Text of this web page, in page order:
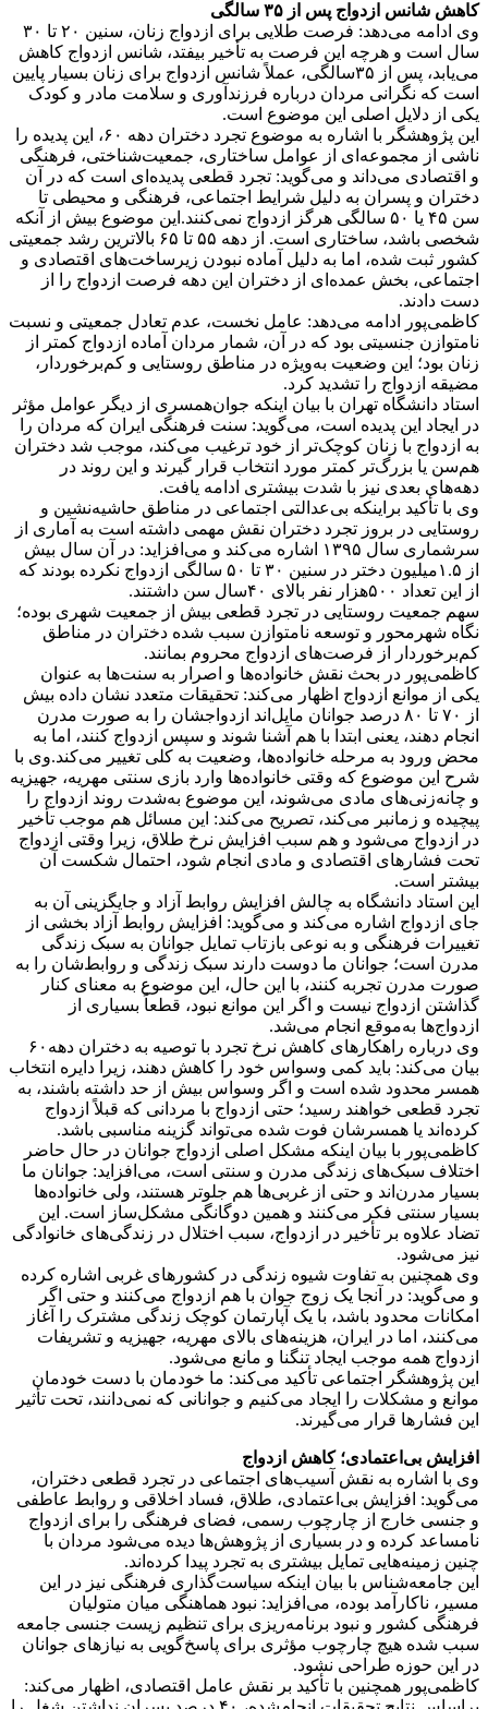
کاهش شانس ازدواج پس از ۳۵ سالگی
وی ادامه می‌دهد: فرصت طلایی برای ازدواج زنان، سنین ۲۰ تا ۳۰
سال است و هرچه این فرصت به تأخیر بیفتد، شانس ازدواج کاهش
می‌یابد، پس از ۳۵سالگی، عملاً شانس ازدواج برای زنان بسیار پایین
است که نگرانی مردان درباره فرزندآوری و سلامت مادر و کودک
یکی از دلایل اصلی این موضوع است.
این پژوهشگر با اشاره به موضوع تجرد دختران دهه ۶۰، این پدیده را
ناشی از مجموعه‌ای از عوامل ساختاری، جمعیت‌شناختی، فرهنگی
و اقتصادی می‌داند و می‌گوید: تجرد قطعی پدیده‌ای است که در آن
دختران و پسران به دلیل شرایط اجتماعی، فرهنگی و محیطی تا
سن ۴۵ یا ۵۰ سالگی هرگز ازدواج نمی‌کنند.این موضوع بیش از آنکه
شخصی باشد، ساختاری است. از دهه ۵۵ تا ۶۵ بالاترین رشد جمعیتی
کشور ثبت شده، اما به دلیل آماده نبودن زیرساخت‌های اقتصادی و
اجتماعی، بخش عمده‌ای از دختران این دهه فرصت ازدواج را از
دست دادند.
کاظمی‌پور ادامه می‌دهد: عامل نخست، عدم تعادل جمعیتی و نسبت
نامتوازن جنسیتی بود که در آن، شمار مردان آماده ازدواج کمتر از
زنان بود؛ این وضعیت به‌ویژه در مناطق روستایی و کم‌برخوردار،
مضیقه ازدواج را تشدید کرد.
استاد دانشگاه تهران با بیان اینکه جوان‌همسری از دیگر عوامل مؤثر
در ایجاد این پدیده است، می‌گوید: سنت فرهنگی ایران که مردان را
به ازدواج با زنان کوچک‌تر از خود ترغیب می‌کند، موجب شد دختران
هم‌سن یا بزرگ‌تر کمتر مورد انتخاب قرار گیرند و این روند در
دهه‌های بعدی نیز با شدت بیشتری ادامه یافت.‌
وی با تأکید براینکه بی‌عدالتی اجتماعی در مناطق حاشیه‌نشین و
روستایی در بروز تجرد دختران نقش مهمی داشته است به آماری از
سرشماری سال ۱۳۹۵ اشاره می‌کند و می‌افزاید: در آن سال بیش
از ۱.۵میلیون دختر در سنین ۳۰ تا ۵۰ سالگی ازدواج نکرده بودند که
از این تعداد ۵۰۰هزار نفر بالای ۴۰سال سن داشتند.
سهم جمعیت روستایی در تجرد قطعی بیش از جمعیت شهری بوده؛
نگاه شهرمحور و توسعه نامتوازن سبب شده دختران در مناطق
کم‌برخوردار از فرصت‌های ازدواج محروم بمانند.
کاظمی‌پور در بحث نقش خانواده‌ها و اصرار به سنت‌ها به عنوان
یکی از موانع ازدواج اظهار می‌کند: تحقیقات متعدد نشان داده بیش
از ۷۰ تا ۸۰ درصد جوانان مایل‌اند ازدواجشان را به صورت مدرن
انجام دهند، یعنی ابتدا با هم آشنا شوند و سپس ازدواج کنند، اما به
محض ورود به مرحله خانواده‌ها، وضعیت به کلی تغییر می‌کند.وی با
شرح این موضوع که وقتی خانواده‌ها وارد بازی سنتی مهریه، جهیزیه
و چانه‌زنی‌های مادی می‌شوند، این موضوع به‌شدت روند ازدواج را
پیچیده و زمانبر می‌کند، تصریح می‌کند: این مسائل هم موجب تأخیر
در ازدواج می‌شود و هم سبب افزایش نرخ طلاق، زیرا وقتی ازدواج
تحت فشارهای اقتصادی و مادی انجام شود، احتمال شکست آن
بیشتر است.
این استاد دانشگاه به چالش افزایش روابط آزاد و جایگزینی آن به
جای ازدواج اشاره می‌کند و می‌گوید: افزایش روابط آزاد بخشی از
تغییرات فرهنگی و به نوعی بازتاب تمایل جوانان به سبک زندگی
مدرن است؛ جوانان ما دوست دارند سبک زندگی و روابط‌شان را به
صورت مدرن تجربه کنند، با این حال، این موضوع به معنای کنار
گذاشتن ازدواج نیست و اگر این موانع نبود، قطعاً بسیاری از
ازدواج‌ها به‌موقع انجام می‌شد.
وی درباره راهکارهای کاهش نرخ تجرد با توصیه به دختران دهه۶۰
بیان می‌کند: باید کمی وسواس خود را کاهش دهند، زیرا دایره انتخاب
همسر محدود شده است و اگر وسواس بیش از حد داشته باشند، به
تجرد قطعی خواهند رسید؛ حتی ازدواج با مردانی که قبلاً ازدواج
کرده‌اند یا همسرشان فوت شده می‌تواند گزینه مناسبی باشد.
کاظمی‌پور با بیان اینکه مشکل اصلی ازدواج جوانان در حال حاضر
اختلاف سبک‌های زندگی مدرن و سنتی است، می‌افزاید: جوانان ما
بسیار مدرن‌اند و حتی از غربی‌ها هم جلوتر هستند، ولی خانواده‌ها
بسیار سنتی فکر می‌کنند و همین دوگانگی مشکل‌ساز است. این
تضاد علاوه بر تأخیر در ازدواج، سبب اختلال در زندگی‌های خانوادگی
نیز می‌شود.
وی همچنین به تفاوت شیوه زندگی در کشورهای غربی اشاره کرده
و می‌گوید: در آنجا یک زوج جوان با هم ازدواج می‌کنند و حتی اگر
امکانات محدود باشد، با یک آپارتمان کوچک زندگی مشترک را آغاز
می‌کنند، اما در ایران، هزینه‌های بالای مهریه، جهیزیه و تشریفات
ازدواج همه موجب ایجاد تنگنا و مانع می‌شود.
این پژوهشگر اجتماعی تأکید می‌کند: ما خودمان با دست خودمان
موانع و مشکلات را ایجاد می‌کنیم و جوانانی که نمی‌دانند، تحت تأثیر
این فشارها قرار می‌گیرند.
افزایش بی‌اعتمادی؛ کاهش ازدواج
وی با اشاره به نقش آسیب‌های اجتماعی در تجرد قطعی دختران،
می‌گوید: افزایش بی‌اعتمادی، طلاق، فساد اخلاقی و روابط عاطفی
و جنسی خارج از چارچوب رسمی، فضای فرهنگی را برای ازدواج
نامساعد کرده و در بسیاری از پژوهش‌ها دیده می‌شود مردان با
چنین زمینه‌هایی تمایل بیشتری به تجرد پیدا کرده‌اند.
این جامعه‌شناس با بیان اینکه سیاست‌گذاری فرهنگی نیز در این
مسیر، ناکارآمد بوده، می‌افزاید: نبود هماهنگی میان متولیان
فرهنگی کشور و نبود برنامه‌ریزی برای تنظیم زیست جنسی جامعه
سبب شده هیچ چارچوب مؤثری برای پاسخ‌گویی به نیازهای جوانان
در این حوزه طراحی نشود.
کاظمی‌پور همچنین با تأکید بر نقش عامل اقتصادی، اظهار می‌کند: